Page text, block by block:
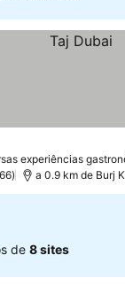
experiências
a 0.9 km de Burj
de 8 sites